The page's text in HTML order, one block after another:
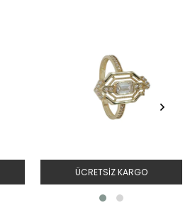
ÜCRETSIZ KARGO